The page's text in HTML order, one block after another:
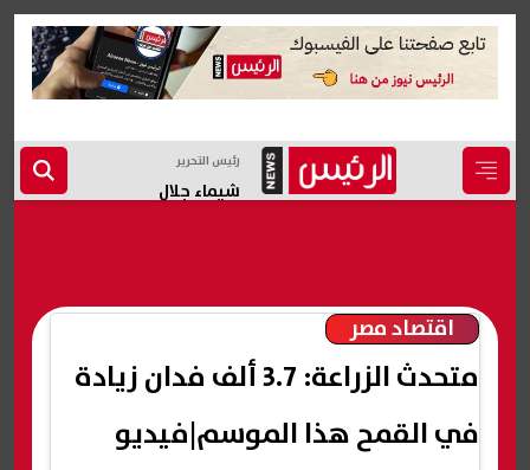
رئيس التحرير
شيماء جلال
اقتصاد مصر
متحدث الزراعة: 3.7 ألف فدان زيادة
في القمح هذا الموسم|فيديو